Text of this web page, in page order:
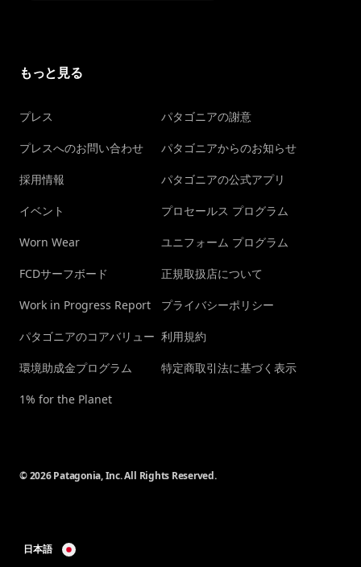
もっと見る
プレス
プレスへのお問い合わせ
採用情報
イベント
Worn Wear
FCDサーフボード
Work in Progress Report
パタゴニアのコアバリュー
環境助成金プログラム
1% for the Planet
パタゴニアの謝意
パタゴニアからのお知らせ
パタゴニアの公式アプリ
プロセールス プログラム
ユニフォーム プログラム
正規取扱店について
プライバシーポリシー
利用規約
特定商取引法に基づく表示
© 2026 Patagonia, Inc. All Rights Reserved.
日本語